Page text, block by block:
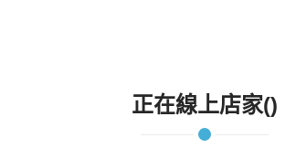
正在線上店家()